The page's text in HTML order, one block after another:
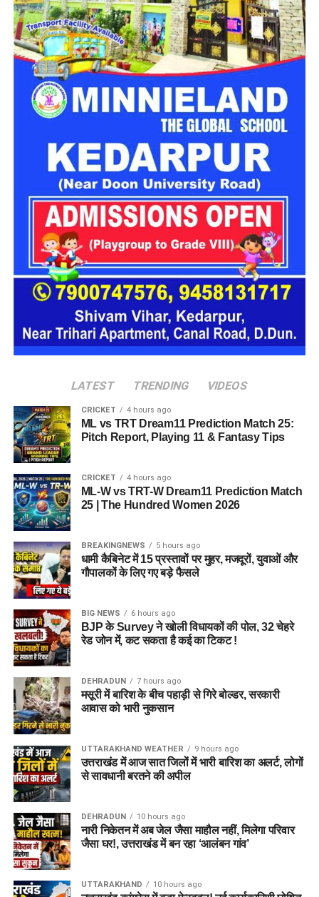
प्रभावित हुई है। इन्हीं परिस्थितियों को देखते हुए गढ़वाल आयुक्त आनंद
स्वरूप ने 28 और 29 जुलाई को यात्रा स्थगित करने के निर्देश जारी किए
हैं। प्रशासन का कहना है कि मौसम की स्थिति सामान्य होने और मार्ग पूरी
तरह सुरक्षित होने के बाद ही यात्रा दोबारा शुरू करने पर फैसला लिया
जाएगा।
लगातार हो रही बारिश ने बढ़ाई परेशानी
राज्य के कई जिलों में बारिश का प्रभाव लगातार बना हुआ है। मौसम विभाग
के अनुसार उत्तरकाशी, देहरादून, टिहरी, रुद्रप्रयाग, चमोली, ऊधम सिंह
नगर, बागेश्वर, पिथौरागढ़ और नैनीताल में भारी से बहुत भारी वर्षा होने की
संभावना है। इसके अलावा कुछ क्षेत्रों में तेज गर्जना, बिजली गिरने और
अचानक बाढ़ जैसी परिस्थितियां भी बन सकती हैं।
राज्य आपदा प्रबंधन तंत्र और जिला प्रशासन को संवेदनशील इलाकों में
सतर्क रहने के निर्देश दिए गए हैं। साथ ही भूस्खलन संभावित क्षेत्रों पर
लगातार निगरानी रखी जा रही है, ताकि किसी भी आपात स्थिति से समय
रहते निपटा जा सके।
मौसम विभाग और प्रशासन की ताजा
एडवाइजरी देखने की अपील
प्रशासन ने चारधाम यात्रा पर जाने वाले श्रद्धालुओं और अन्य यात्रियों से
अपील की है कि वे यात्रा शुरू करने से पहले मौसम विभाग और प्रशासन की
ताजा एडवाइजरी जरूर देखें। जब तक मौसम अनुकूल नहीं हो जाता, तब
तक अनावश्यक यात्रा से बचें और केवल आधिकारिक सूचना के आधार पर
ही आगे की योजना बनाएं।
LATEST TRENDING VIDEOS
CRICKET 4 hours ago
ML vs TRT Dream11 Prediction Match 25:
Pitch Report, Playing 11 & Fantasy Tips
CRICKET 4 hours ago
ML-W vs TRT-W Dream11 Prediction Match
25 | The Hundred Women 2026
BREAKINGNEWS 5 hours ago
धामी कैबिनेट में 15 प्रस्तावों पर मुहर, मजदूरों, युवाओं और
गौपालकों के लिए गए बड़े फैसले
BIG NEWS 6 hours ago
BJP के Survey ने खोली विधायकों की पोल, 32 चेहरे
रेड जोन में, कट सकता है कई का टिकट !
DEHRADUN 7 hours ago
मसूरी में बारिश के बीच पहाड़ी से गिरे बोल्डर, सरकारी
आवास को भारी नुकसान
UTTARAKHAND WEATHER 9 hours ago
उत्तराखंड में आज सात जिलों में भारी बारिश का अलर्ट, लोगों
से सावधानी बरतने की अपील
DEHRADUN 10 hours ago
नारी निकेतन में अब जेल जैसा माहौल नहीं, मिलेगा परिवार
जैसा घर!, उत्तराखंड में बन रहा ‘आलंबन गांव’
UTTARAKHAND 10 hours ago